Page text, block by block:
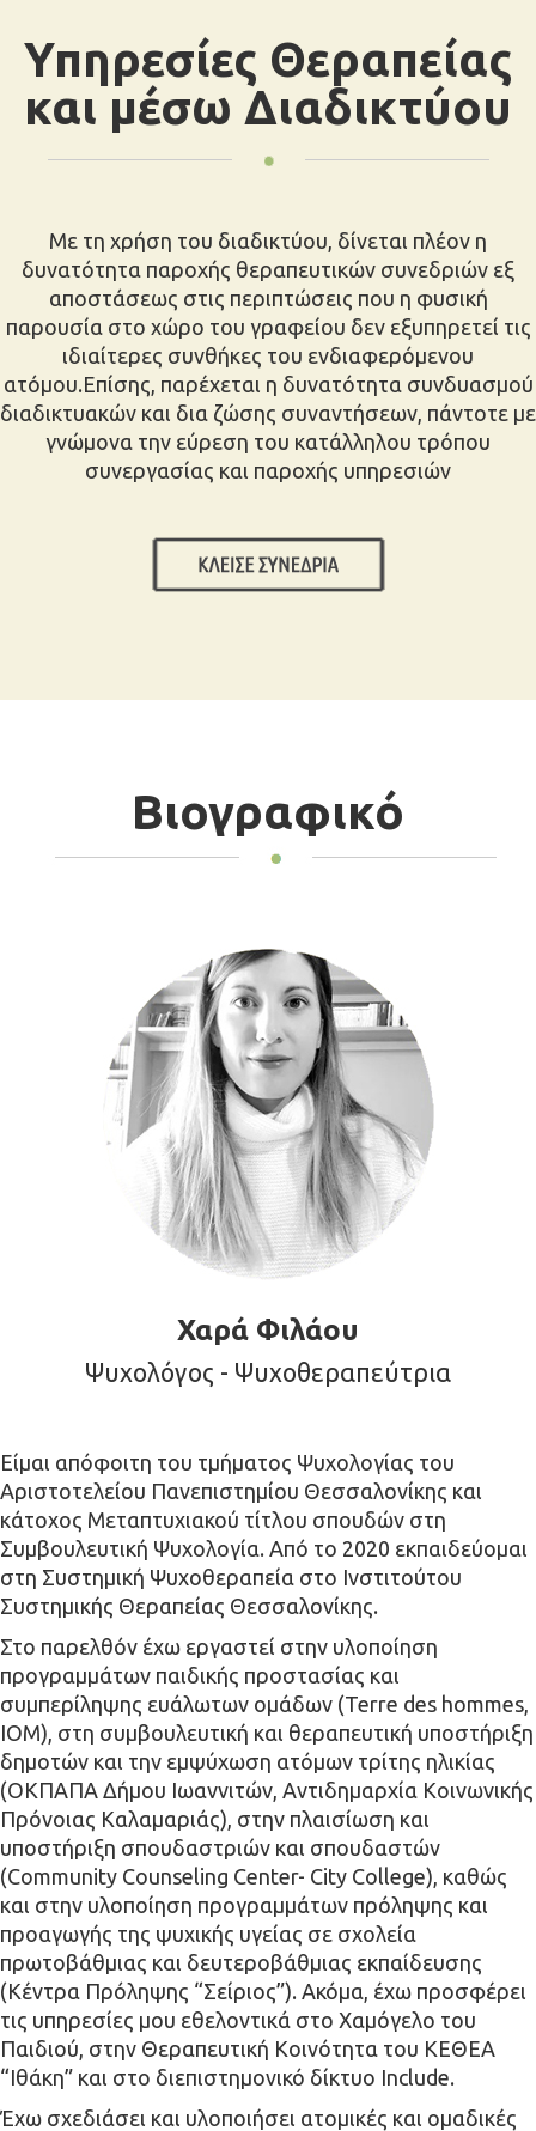
Υπηρεσίες Θεραπείας
και μέσω Διαδικτύου
Με τη χρήση του διαδικτύου, δίνεται πλέον η
δυνατότητα παροχής θεραπευτικών συνεδριών εξ
αποστάσεως στις περιπτώσεις που η φυσική
παρουσία στο χώρο του γραφείου δεν εξυπηρετεί τις
ιδιαίτερες συνθήκες του ενδιαφερόμενου
ατόμου.Επίσης, παρέχεται η δυνατότητα συνδυασμού
διαδικτυακών και δια ζώσης συναντήσεων, πάντοτε με
γνώμονα την εύρεση του κατάλληλου τρόπου
συνεργασίας και παροχής υπηρεσιών
Βιογραφικό
Χαρά Φιλάου
Ψυχολόγος - Ψυχοθεραπεύτρια
Είμαι απόφοιτη του τμήματος Ψυχολογίας του
Αριστοτελείου Πανεπιστημίου Θεσσαλονίκης και
κάτοχος Μεταπτυχιακού τίτλου σπουδών στη
Συμβουλευτική Ψυχολογία. Από το 2020 εκπαιδεύομαι
στη Συστημική Ψυχοθεραπεία στο Ινστιτούτου
Συστημικής Θεραπείας Θεσσαλονίκης.
Στο παρελθόν έχω εργαστεί στην υλοποίηση
προγραμμάτων παιδικής προστασίας και
συμπερίληψης ευάλωτων ομάδων (Terre des hommes,
IOM), στη συμβουλευτική και θεραπευτική υποστήριξη
δημοτών και την εμψύχωση ατόμων τρίτης ηλικίας
(ΟΚΠΑΠΑ Δήμου Ιωαννιτών, Αντιδημαρχία Κοινωνικής
Πρόνοιας Καλαμαριάς), στην πλαισίωση και
υποστήριξη σπουδαστριών και σπουδαστών
(Community Counseling Center- City College), καθώς
και στην υλοποίηση προγραμμάτων πρόληψης και
προαγωγής της ψυχικής υγείας σε σχολεία
πρωτοβάθμιας και δευτεροβάθμιας εκπαίδευσης
(Κέντρα Πρόληψης “Σείριος”). Ακόμα, έχω προσφέρει
τις υπηρεσίες μου εθελοντικά στο Χαμόγελο του
Παιδιού, στην Θεραπευτική Κοινότητα του ΚΕΘΕΑ
“Ιθάκη” και στο διεπιστημονικό δίκτυο Include.
Έχω σχεδιάσει και υλοποιήσει ατομικές και ομαδικές